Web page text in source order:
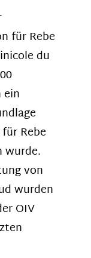
für Rebe
du
ein
Rebe
wurde.
von
wurden
OIV